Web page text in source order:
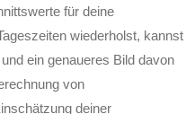
für deine
wiederholst, kannst
ein genaueres Bild davon
von
deiner